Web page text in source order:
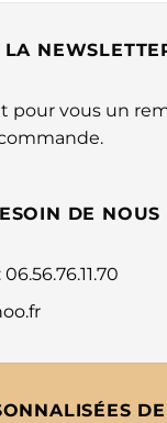
LA
vous un
DE NOUS
06.56.76.11.70